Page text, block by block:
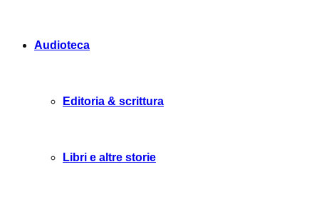
Audioteca
Editoria & scrittura
Libri e altre storie